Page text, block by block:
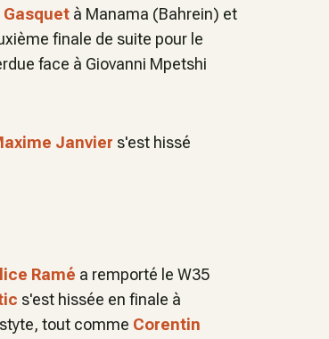
Gasquet à Manama (Bahrein) et
finale de suite pour le
face à Giovanni Mpetshi
Janvier s'est hissé
Ramé a remporté le W35
s'est hissée en finale à
tout comme Corentin